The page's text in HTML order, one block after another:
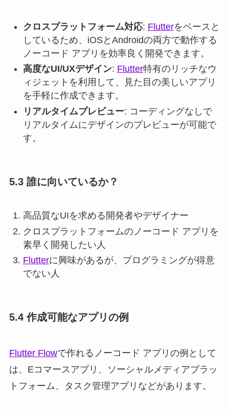
クロスプラットフォーム対応: Flutterをベースと
しているため、iOSとAndroidの両方で動作する
ノーコード アプリを効率良く開発できます。
高度なUI/UXデザイン: Flutter特有のリッチなウ
ィジェットを利用して、見た目の美しいアプリ
を手軽に作成できます。
リアルタイムプレビュー: コーディングなしで
リアルタイムにデザインのプレビューが可能で
す。
5.3 誰に向いているか？
高品質なUIを求める開発者やデザイナー
クロスプラットフォームのノーコード アプリを
素早く開発したい人
Flutterに興味があるが、プログラミングが得意
でない人
5.4 作成可能なアプリの例
Flutter Flowで作れるノーコード アプリの例として
は、Eコマースアプリ、ソーシャルメディアプラッ
トフォーム、タスク管理アプリなどがあります。